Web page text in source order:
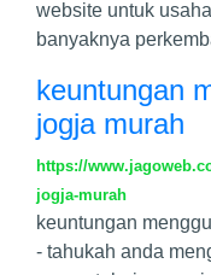
website untuk
banyaknya
keuntungan
jogja murah
https://
jogja-murah
keuntungan
- tahukah anda